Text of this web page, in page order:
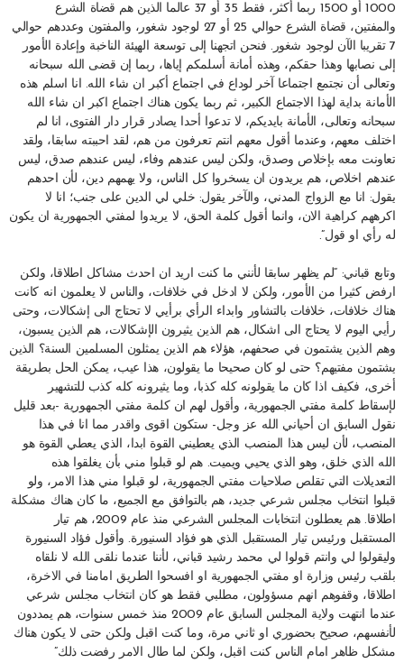
1000 أو 1500 ربما أكثر، فقط 35 أو 37 عالما الذين هم قضاة الشرع
والمفتين، قضاة الشرع حوالي 25 أو 27 لوجود شغور، والمفتون وعددهم حوالي
7 تقريبا الآن لوجود شغور. فنحن اتجهنا إلى توسعة الهيئة الناخبة وإعادة الأمور
إلى نصابها وهذا حقكم، وهذه أمانة أسلمكم إياها، ربما إن قضى الله سبحانه
وتعالى أن نجتمع اجتماعا آخر لوداع في اجتماع أكبر ان شاء الله. انا اسلم هذه
الأمانة بداية لهذا الاجتماع الكبير، ثم ربما يكون هناك اجتماع اكبر ان شاء الله
سبحانه وتعالى، الأمانة بايديكم، لا تدعوا أحدا يصادر قرار دار الفتوى، انا لم
اختلف معهم، وعندما أقول معهم انتم تعرفون من هم، لقد احببته سابقا، ولقد
تعاونت معه بإخلاص وصدق، ولكن ليس عندهم وفاء، ليس عندهم صدق، ليس
عندهم اخلاص، هم يريدون ان يسخروا كل الناس، ولا يهمهم دين، لأن احدهم
يقول: انا مع الزواج المدني، والآخر يقول: خلي لي الدين على جنب؛ انا لا
اكرههم كراهية الان، وانما أقول كلمة الحق، لا يريدوا لمفتي الجمهورية ان يكون
له رأي او قول”.
وتابع قباني: “لم يظهر سابقا لأنني ما كنت اريد ان احدث مشاكل اطلاقا، ولكن
ارفض كثيرا من الأمور، ولكن لا ادخل في خلافات، والناس لا يعلمون انه كانت
هناك خلافات، خلافات بالتشاور وابداء الرأي برأيي لا تحتاج الى إشكالات، وحتى
رأيي اليوم لا يحتاج الى اشكال، هم الذين يثيرون الإشكالات، هم الذين يسبون،
وهم الذين يشتمون في صحفهم، هؤلاء هم الذين يمثلون المسلمين السنة؟ الذين
يشتمون مفتيهم؟ حتى لو كان صحيحا ما يقولون، هذا عيب، يمكن الحل بطريقة
أخرى، فكيف اذا كان ما يقولونه كله كذبا، وما يثيرونه كله كذب للتشهير
لإسقاط كلمة مفتي الجمهورية، وأقول لهم ان كلمة مفتي الجمهورية -بعد قليل
نقول السابق ان أحياني الله عز وجل- ستكون اقوى واقدر مما انا في هذا
المنصب، لأن ليس هذا المنصب الذي يعطيني القوة ابدا، الذي يعطي القوة هو
الله الذي خلق، وهو الذي يحيي ويميت. هم لو قبلوا مني بأن يغلقوا هذه
التعديلات التي تقلص صلاحيات مفتي الجمهورية، لو قبلوا مني هذا الامر، ولو
قبلوا انتخاب مجلس شرعي جديد، هم بالتوافق مع الجميع، ما كان هناك مشكلة
اطلاقا. هم يعطلون انتخابات المجلس الشرعي منذ عام 2009، هم تيار
المستقبل ورئيس تيار المستقبل الذي هو فؤاد السنيورة. وأقول فؤاد السنيورة
وليقولوا لي وانتم قولوا لي محمد رشيد قباني، لأننا عندما نلقى الله لا نلقاه
بلقب رئيس وزارة او مفتي الجمهورية او افسحوا الطريق امامنا في الاخرة،
اطلاقا، وقفوهم انهم مسؤولون، مطلبي فقط هو كان انتخاب مجلس شرعي
عندما انتهت ولاية المجلس السابق عام 2009 منذ خمس سنوات، هم يمددون
لأنفسهم، صحيح بحضوري او ثاني مرة، وما كنت اقبل ولكن حتى لا يكون هناك
مشكل ظاهر امام الناس كنت اقبل، ولكن لما طال الامر رفضت ذلك”